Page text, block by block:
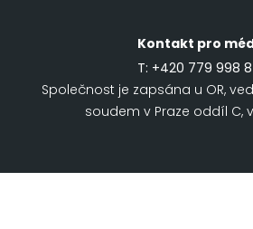
Kontakt pro
T: +420 779 998
Společnost je zapsána u OR,
soudem v Praze oddíl C,